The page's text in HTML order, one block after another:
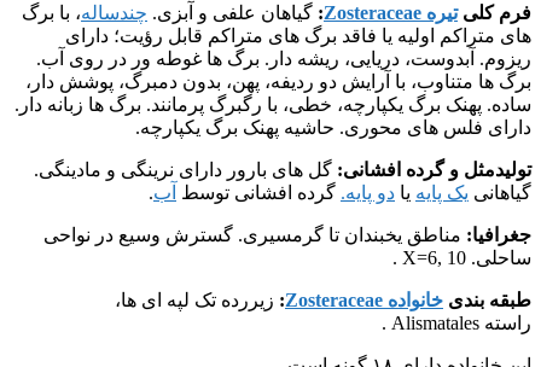
فرم کلیتیره Zosteraceae : گیاهان علفی و آبزی. چندساله، با برگ
های متراکم اولیه یا فاقد برگ های متراکم قابل رؤیت؛ دارای
ریزوم. آبدوست، دریایی، ریشه دار. برگ ها غوطه ور در روی آب.
برگ ها متناوب، با آرایش دو ردیفه، پهن، بدون دمبرگ، پوشش دار،
ساده. پهنک برگ یکپارچه، خطی، با رگبرگ پرمانند. برگ ها زبانه دار.
دارای فلس های محوری. حاشیه پهنک برگ یکپارچه.
تولیدمثل و گرده افشانی: گل های بارور دارای نرینگی و مادینگی.
گیاهانی یک پایه یا دو پایه. گرده افشانی توسط آب.
جغرافیا: مناطق یخبندان تا گرمسیری. گسترش وسیع در نواحی
ساحلی. X=6, 10 .
طبقه بندی خانواده Zosteraceae : زیررده تک لپه ای ها،
راسته Alismatales .